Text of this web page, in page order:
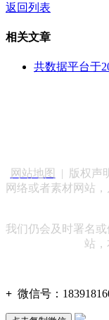
返回列表
相关文章
共数据平台于
网站地图
| 版权声
网络或者素材网站
我们仍会及时署名
站，
+ 微信号：